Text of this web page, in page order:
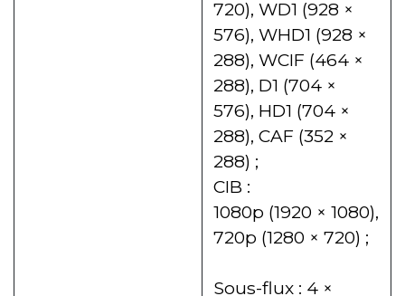
720), WD1 (928 ×
576), WHD1 (928 ×
288), WCIF (464 ×
288), D1 (704 ×
576), HD1 (704 ×
288), CAF (352 ×
288) ;
CIB :
1080p (1920 × 1080),
720p (1280 × 720) ;
Sous-flux : 4 ×